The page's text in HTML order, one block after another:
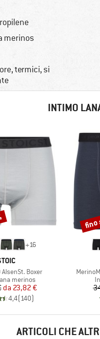
merinos
termici, si
INTIMO
+16
Boxer
prodotti
merinos
Prezzo
Prezzo ridotto
da 23,82 €
4,4(140)
Articolo
fino
ARTICOLI CHE